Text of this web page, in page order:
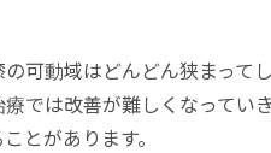
可動域はどんどん狭まって
では改善が難しくなってい
とがあります。